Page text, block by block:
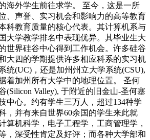
海外学生前往求学。 至今，这是一所
、声誉、实习机会和影响力的高等教育
科教育质量的核心代表。其计算机系与
大学教学排名中表现优异。其毕业生大
世界硅谷中心得到工作机会。许多硅谷
大四的学期提供许多相应科系的实习机
统(UC)，还是加州州立大学系统(CSU),
着加州所有大学中的地理位置。 圣何
(Silicon Valley), 于附近的旧金山-圣何塞
中心。约有学生三万人，超过134种学
，并有来自世界60余国的学生来此就
算机科学，电子工程学，工商管理学，
，深受性肯定及好评；而各种大学部和